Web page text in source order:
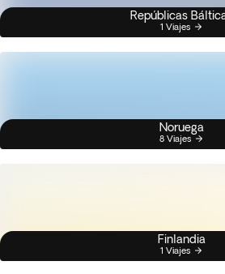
Repúblicas
1 Viajes
Noruega
8 Viajes
Finlandia
1 Viajes